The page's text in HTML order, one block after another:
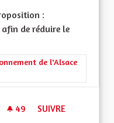
:
de réduire le
: La Culture, l'Education et
de l'Alsace
49 49 ABONNÉS
SUIVRE